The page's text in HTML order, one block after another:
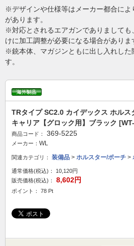
※デザインや仕様等はメーカー都合によ
があります。
※対応とされるエアガンでありましても
けに加工調整が必要になる場合がありま
※銃本体、マガジンともに出し入れした
す。
TRタイプ SC2.0 カイデックス ホル
キャリア【グロック用】ブラック
商品コード： 369-5225
メーカー： WL
関連カテゴリ： 装備品 > ホルスター/ポーチ >
通常価格(税込)：
10,120円
販売価格(税込)：
8,602円
ポイント： 78 Pt